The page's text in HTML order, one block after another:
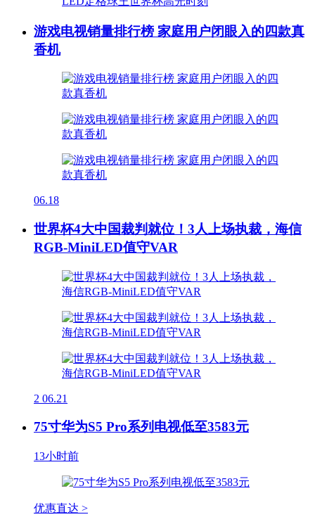
游戏电视销量排行榜 家庭用户闭眼入的四款真
香机
06.18
世界杯4大中国裁判就位！3人上场执裁，海信
RGB-MiniLED值守VAR
2 06.21
75寸华为S5 Pro系列电视低至3583元
13小时前
优惠直达 >